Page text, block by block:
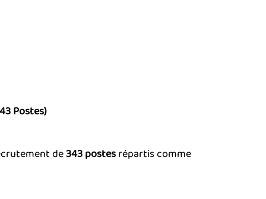
Postes)
de343 postesrépartis comme